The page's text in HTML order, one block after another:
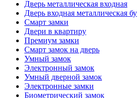
Дверь металлическая входная
Дверь входная металлическая бу
Смарт замки
Двери в квартиру
Премиум замки
Смарт замок на дверь
Умный замок
Электронный замок
Умный дверной замок
Электронные замки
Биометрический замок